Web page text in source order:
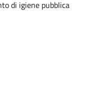
di igiene pubblica